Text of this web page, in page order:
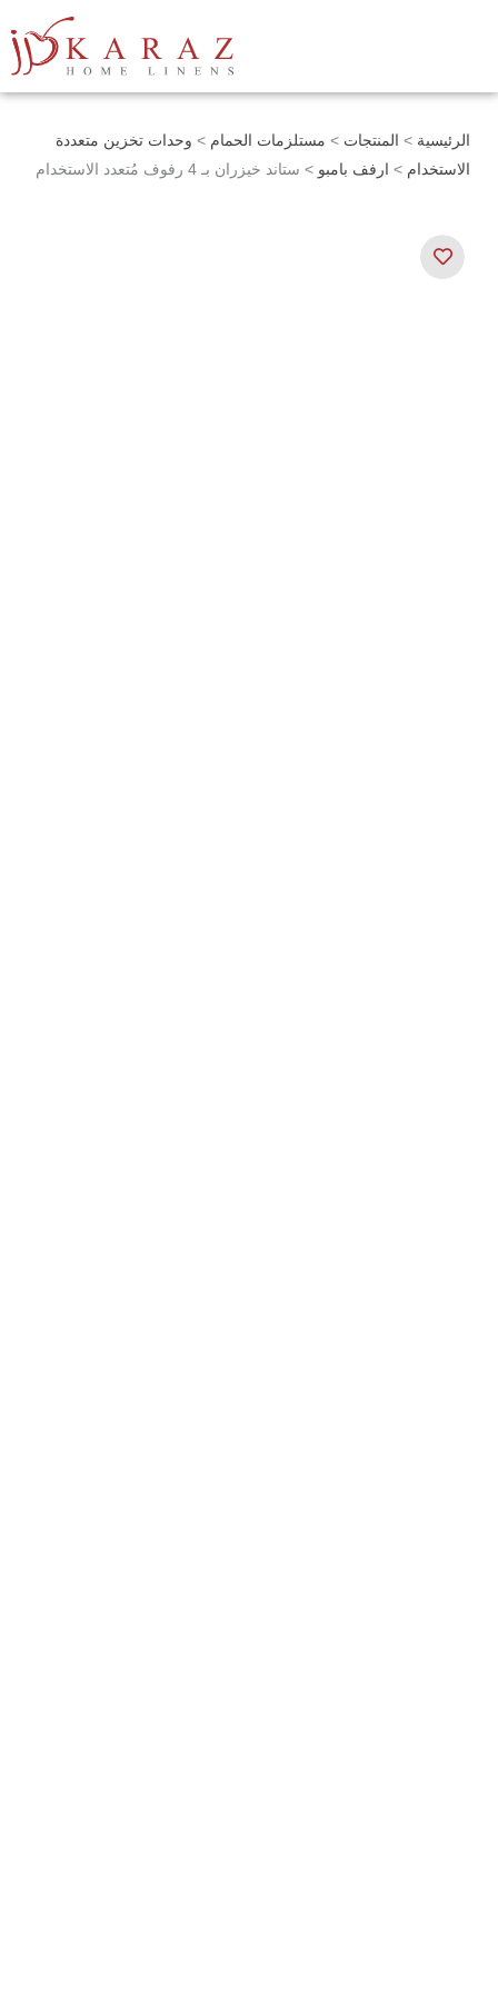
الرئيسية > المنتجات > مستلزمات الحمام > وحدات تخزين متعددة
الاستخدام > ارفف بامبو > ستاند خيزران بـ 4 رفوف مُتعدد الاستخدام